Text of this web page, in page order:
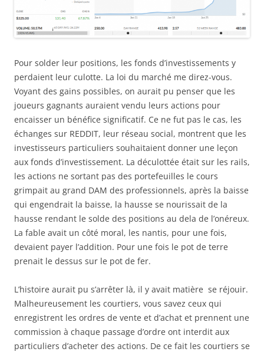
Pour solder leur positions, les fonds d’investissements y
perdaient leur culotte. La loi du marché me direz-vous.
Voyant des gains possibles, on aurait pu penser que les
joueurs gagnants auraient vendu leurs actions pour
encaisser un bénéfice significatif. Ce ne fut pas le cas, les
échanges sur REDDIT, leur réseau social, montrent que les
investisseurs particuliers souhaitaient donner une leçon
aux fonds d’investissement. La déculottée était sur les rails,
les actions ne sortant pas des portefeuilles le cours
grimpait au grand DAM des professionnels, après la baisse
qui engendrait la baisse, la hausse se nourissait de la
hausse rendant le solde des positions au dela de l’onéreux.
La fable avait un côté moral, les nantis, pour une fois,
devaient payer l’addition. Pour une fois le pot de terre
prenait le dessus sur le pot de fer.
L’histoire aurait pu s’arrêter là, il y avait matière se réjouir.
Malheureusement les courtiers, vous savez ceux qui
enregistrent les ordres de vente et d’achat et prennent une
commission à chaque passage d’ordre ont interdit aux
particuliers d’acheter des actions. De ce fait les courtiers se